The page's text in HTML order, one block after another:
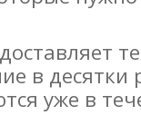
в десятки
уже в